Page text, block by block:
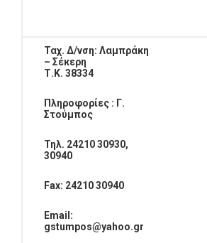
Ταχ. Δ/νση: Λαμπράκη
– Σέκερη
Τ.Κ. 38334
Πληροφορίες : Γ.
Στούμπος
Τηλ. 24210 30930,
30940
Fax: 24210 30940
Email :
gstumpos@yahoo.gr